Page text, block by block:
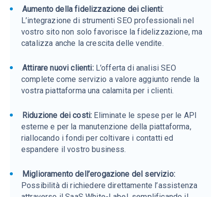
Aumento della fidelizzazione dei clienti:
L’integrazione di strumenti SEO professionali nel
vostro sito non solo favorisce la fidelizzazione, ma
catalizza anche la crescita delle vendite.
Attirare nuovi clienti:L’offerta di analisi SEO
complete come servizio a valore aggiunto rende la
vostra piattaforma una calamita per i clienti.
Riduzione dei costi: Eliminate le spese per le API
esterne e per la manutenzione della piattaforma,
riallocando i fondi per coltivare i contatti ed
espandere il vostro business.
Miglioramento dell’erogazione del servizio:
Possibilità di richiedere direttamente l’assistenza